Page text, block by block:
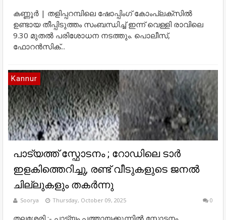
കണ്ണൂർ | തളിപ്പറമ്പിലെ ഷോപ്പിംഗ് കോംപ്ലക്സിൽ
ഉണ്ടായ തീപ്പിടുത്തം സംബന്ധിച്ച് ഇന്ന് വെള്ളി രാവിലെ
9.30 മുതൽ പരിശോധന നടത്തും. പൊലീസ്,
ഫോറൻസിക്...
Kannur
പാട്യത്ത് സ്ഫോടനം ; റോഡിലെ ടാർ
ഇളകിത്തെറിച്ചു, രണ്ട് വീടുകളുടെ ജനൽ
ചില്ലുകളും തകർന്നു
Soorya Thursday, October 09, 2025 0